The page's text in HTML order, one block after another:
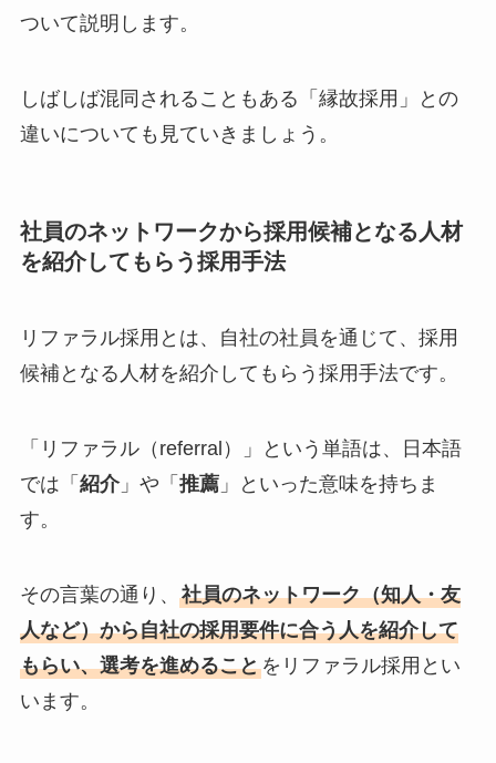
ついて説明します。
しばしば混同されることもある「縁故採用」との
違いについても見ていきましょう。
社員のネットワークから採用候補となる人材
を紹介してもらう採用手法
リファラル採用とは、自社の社員を通じて、採用
候補となる人材を紹介してもらう採用手法です。
「リファラル（referral）」という単語は、日本語
では「 紹介」や「 推薦」といった意味を持ちま
す。
その言葉の通り、 社員のネットワーク（知人・友
人など）から自社の採用要件に合う人を紹介して
もらい、選考を進めることをリファラル採用とい
います。